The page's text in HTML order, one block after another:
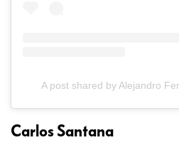
A post shared by Alejandro
Carlos Santana